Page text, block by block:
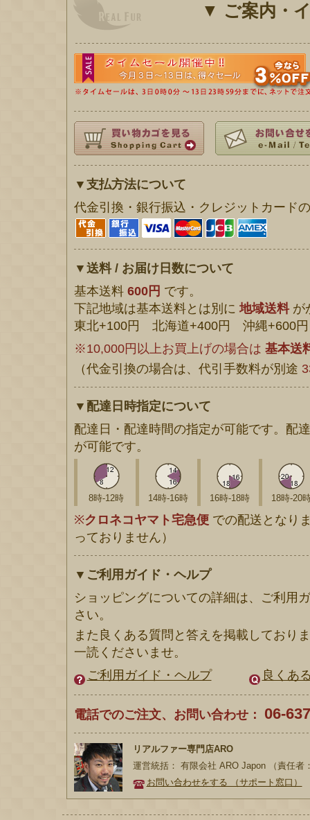
▼ ご案内・
▼支払方法について
代金引換・銀行振込・クレジットカード
▼送料 / お届け日数について
基本送料 600円 です。
下記地域は基本送料とは別に 地域送料が
東北+100円 北海道+400円 沖縄+600円
※10,000円以上お買上げの場合は 基本送
（代金引換の場合は、代引手数料が別途
▼配達日時指定について
配達日・配達時間の指定が可能です。配
が可能です。
8時-12時 14時-16時 16時-18時 18時-20
※クロネコヤマト宅急便での配送となり
っておりません）
▼ご利用ガイド・ヘルプ
ショッピングについての詳細は、ご利用
さい。
また良くある質問と答えを掲載しており
一読くださいませ。
ご利用ガイド・ヘルプ
良くあ
電話でのご注文、お問い合わせ： 06-
リアルファー専門店ARO
運営統括： 有限会社 ARO Japon （責任者
お問い合わせをする （サポート窓口）